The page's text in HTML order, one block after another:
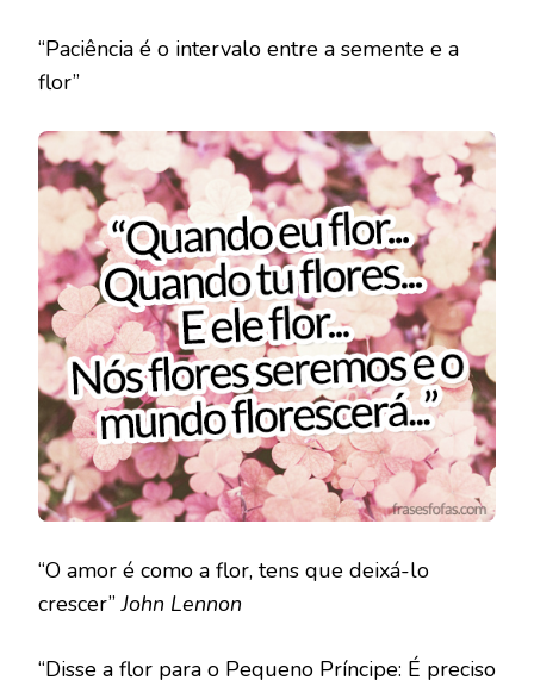
“Paciência é o intervalo entre a semente e a
flor”
“O amor é como a flor, tens que deixá-lo
crescer”John Lennon
“Disse a flor para o Pequeno Príncipe: É preciso